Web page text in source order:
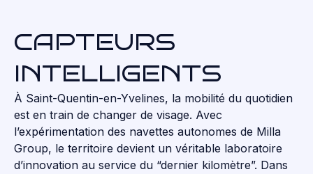
CAPTEURS
INTELLIGENTS
À Saint-Quentin-en-Yvelines, la mobilité du quotidien
est en train de changer de visage. Avec
l’expérimentation des navettes autonomes de Milla
Group, le territoire devient un véritable laboratoire
d’innovation au service du “dernier kilomètre”. Dans